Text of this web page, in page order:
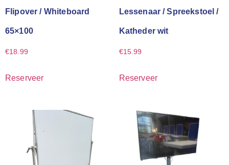
Flipover / Whiteboard
65×100
€18.99
Reserveer
Lessenaar / Spreekstoel /
Katheder wit
€15.99
Reserveer